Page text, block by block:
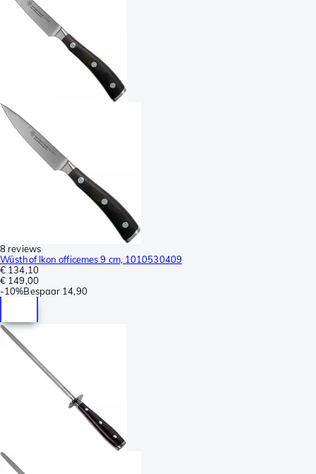
8 reviews
Wüsthof Ikon officemes 9 cm, 1010530409
€ 134,10
€ 149,00
-10%Bespaar 14,90